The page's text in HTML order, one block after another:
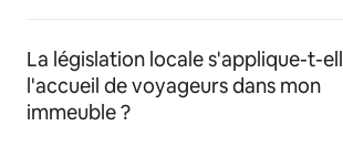
La législation locale s'applique-t-
l'accueil de voyageurs dans mon
immeuble ?